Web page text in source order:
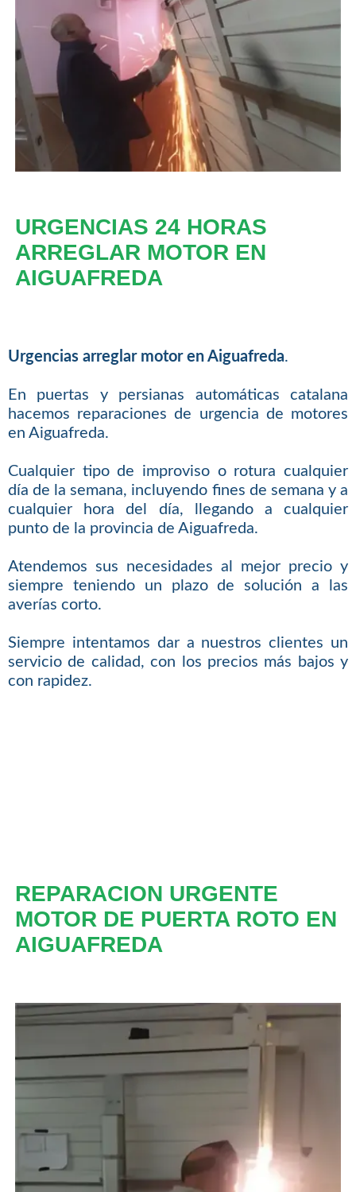
URGENCIAS 24 HORAS
ARREGLAR MOTOR EN
AIGUAFREDA
Urgencias arreglar motor en Aiguafreda.
En puertas y persianas automáticas catalana
hacemos reparaciones de urgencia de motores
en Aiguafreda.
Cualquier tipo de improviso o rotura cualquier
día de la semana, incluyendo fines de semana y a
cualquier hora del día, llegando a cualquier
punto de la provincia de Aiguafreda.
Atendemos sus necesidades al mejor precio y
siempre teniendo un plazo de solución a las
averías corto.
Siempre intentamos dar a nuestros clientes un
servicio de calidad, con los precios más bajos y
con rapidez.
REPARACION URGENTE
MOTOR DE PUERTA ROTO EN
AIGUAFREDA